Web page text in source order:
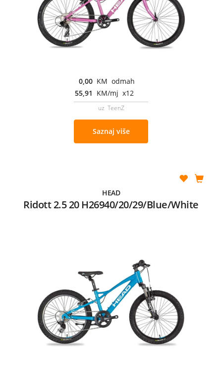
0,00 KM odmah
55,91 KM/mj x12
uz TeenZ
Saznaj više
HEAD
Ridott 2.5 20 H26940/20/29/Blue/White